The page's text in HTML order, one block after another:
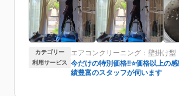
カテゴリー エアコンクリーニング：壁掛け型
利用サービス
今だけの特別価格‼️⭐価格以上の
績豊富のスタッフが伺います